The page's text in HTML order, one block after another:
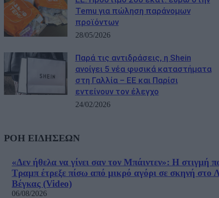
Temu για πώληση παράνομων
προϊόντων
28/05/2026
Παρά τις αντιδράσεις, η Shein
ανοίγει 5 νέα φυσικά καταστήματα
στη Γαλλία – ΕΕ και Παρίσι
εντείνουν τον έλεγχο
24/02/2026
ΡΟΗ ΕΙΔΗΣΕΩΝ
«Δεν ήθελα να γίνει σαν τον Μπάιντεν»: Η στιγμή
Τραμπ έτρεξε πίσω από μικρό αγόρι σε σκηνή στο
Βέγκας (Video)
06/08/2026